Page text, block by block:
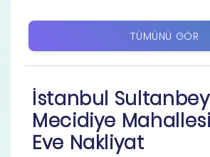
TÜMÜNÜ GÖR
İstanbul
Mecidiye
Eve Nakliyat